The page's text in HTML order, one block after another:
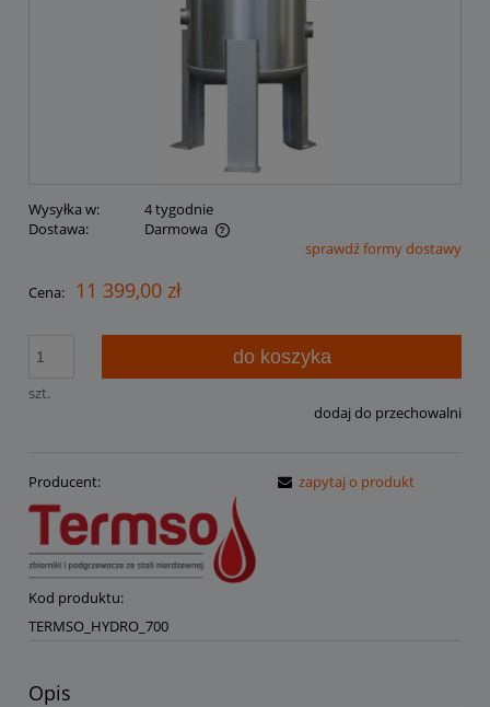
Wysyłka w:
4 tygodnie
Dostawa:
Darmowa
Cena nie zawiera ewentualnych kosztów płatnościsprawdź formy dostawy
Cena: 11 399,00 zł
szt.
do koszyka
dodaj do przechowalni
Producent:
Kod produktu:
TERMSO_HYDRO_700
zapytaj o produkt
Opis